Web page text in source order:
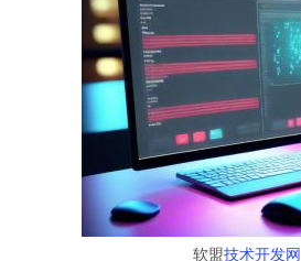
软盟技术开发网